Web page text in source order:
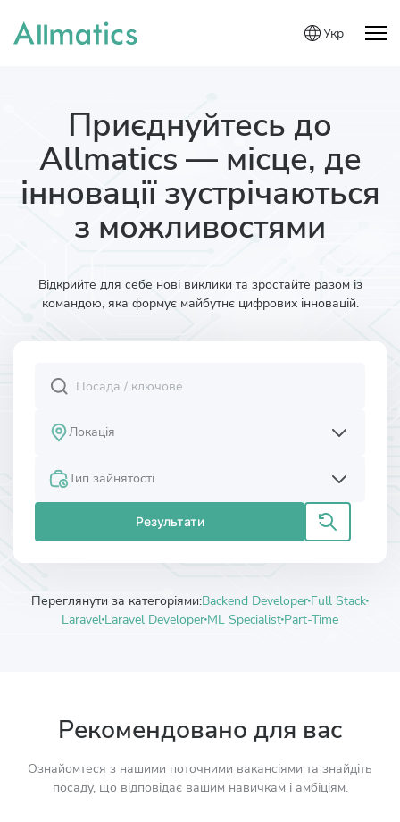
Укр
Приєднуйтесь до
Allmatics — місце, де
інновації зустрічаються
з можливостями
Відкрийте для себе нові виклики та зростайте разом із
командою, яка формує майбутнє цифрових інновацій.
Локація
Тип зайнятості
Результати
Переглянути за категоріями:Backend Developer Full Stack
Laravel Laravel Developer ML Specialist Part-Time
Рекомендовано для вас
Ознайомтеся з нашими поточними вакансіями та знайдіть
посаду, що відповідає вашим навичкам і амбіціям.